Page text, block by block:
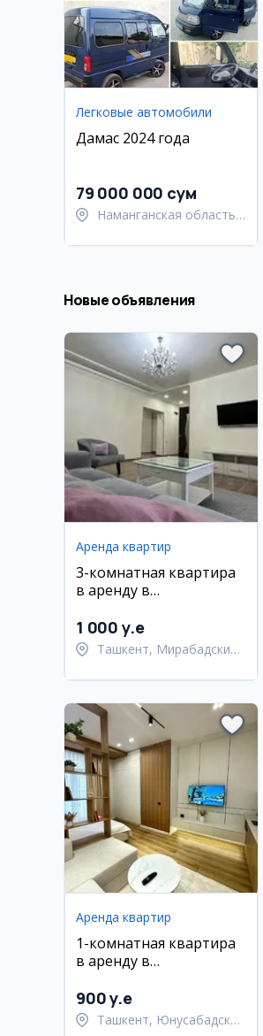
Легковые автомобили
Дамас 2024 года
79 000 000 сум
Наманганская область,
Новые объявления
Аренда квартир
3-комнатная квартира
в аренду в
(ЦУМ)
1 000 y.e
Ташкент, Мирабадский
Аренда квартир
1-комнатная квартира
в аренду в
ЖК Imperial Club City, 30
м²
900 y.e
Ташкент, Юнусабадский